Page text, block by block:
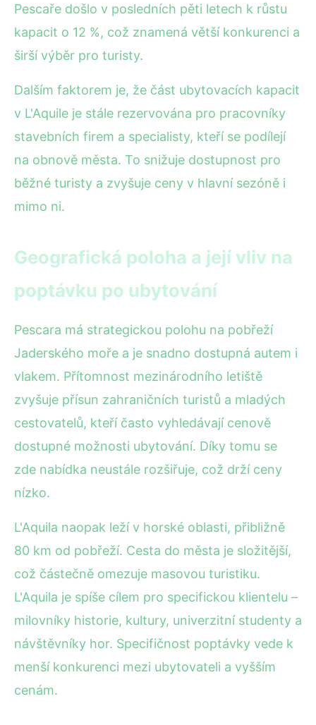
Pescaře došlo v posledních pěti letech k růstu
kapacit o 12 %, což znamená větší konkurenci a
širší výběr pro turisty.
Dalším faktorem je, že část ubytovacích kapacit
v L'Aquile je stále rezervována pro pracovníky
stavebních firem a specialisty, kteří se podílejí
na obnově města. To snižuje dostupnost pro
běžné turisty a zvyšuje ceny v hlavní sezóně i
mimo ni.
Geografická poloha a její vliv na
poptávku po ubytování
Pescara má strategickou polohu na pobřeží
Jaderského moře a je snadno dostupná autem i
vlakem. Přítomnost mezinárodního letiště
zvyšuje přísun zahraničních turistů a mladých
cestovatelů, kteří často vyhledávají cenově
dostupné možnosti ubytování. Díky tomu se
zde nabídka neustále rozšiřuje, což drží ceny
nízko.
L'Aquila naopak leží v horské oblasti, přibližně
80 km od pobřeží. Cesta do města je složitější,
což částečně omezuje masovou turistiku.
L'Aquila je spíše cílem pro specifickou klientelu –
milovníky historie, kultury, univerzitní studenty a
návštěvníky hor. Specifičnost poptávky vede k
menší konkurenci mezi ubytovateli a vyšším
cenám.